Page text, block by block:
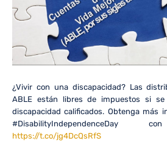
¿Vivir con una discapacidad? Las
ABLE están libres de impuestos si
discapacidad calificados. Obtenga más
https://t.co/jg4DcQsRfS